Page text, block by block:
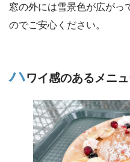
窓の外には雪景色が広がっ
のでご安心ください。
ハワイ感のあるメニ